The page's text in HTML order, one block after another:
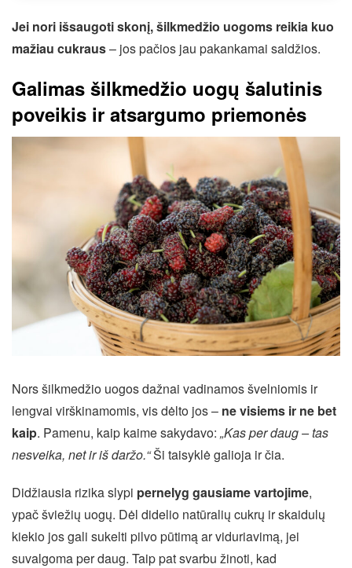
Jei nori išsaugoti skonį, šilkmedžio uogoms reikia kuo
mažiau cukraus– jos pačios jau pakankamai saldžios.
Galimas šilkmedžio uogų šalutinis
poveikis ir atsargumo priemonės
Nors šilkmedžio uogos dažnai vadinamos švelniomis ir
lengvai virškinamomis, vis dėlto jos – ne visiems ir ne bet
kaip. Pamenu, kaip kaime sakydavo: „Kas per daug – tas
nesveika, net ir iš daržo.“Ši taisyklė galioja ir čia.
Didžiausia rizika slypi pernelyg gausiame vartojime,
ypač šviežių uogų. Dėl didelio natūralių cukrų ir skaidulų
kiekio jos gali sukelti pilvo pūtimą ar viduriavimą, jei
suvalgoma per daug. Taip pat svarbu žinoti, kad